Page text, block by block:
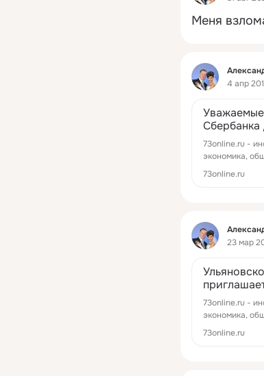
Меня
Фид
4 апр
Уважаемые
Сбербанка
73online.ru
73online.ru -
экономика,
73online.ru
Фид
23 мар
73online.ru -
экономика,
73online.ru